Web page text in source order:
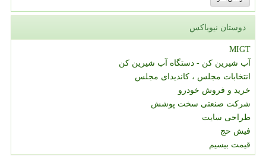
دوستان نیوباکس
MIGT
آب شیرین کن - دستگاه آب شیرین کن
انتخابات مجلس ، کاندیدای مجلس
خرید و فروش خودرو
شرکت صنعتی سخت پوشش
طراحی سایت
فیش حج
قیمت بیسیم